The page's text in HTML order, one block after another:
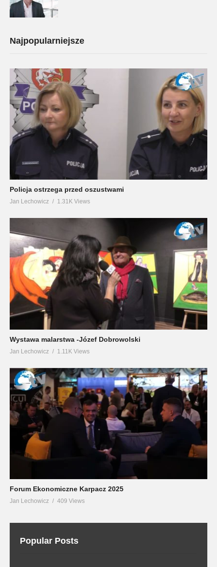
Najpopularniejsze
Policja ostrzega przed oszustwami
Jan Lechowicz 1.31K Views
Wystawa malarstwa -Józef Dobrowolski
Jan Lechowicz 1.11K Views
Forum Ekonomiczne Karpacz 2025
Jan Lechowicz 409 Views
Popular Posts